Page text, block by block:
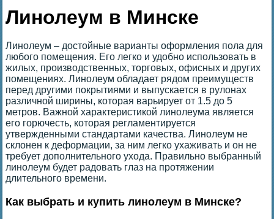
Линолеум в Минске
Линолеум – достойные варианты оформления пола для
любого помещения. Его легко и удобно использовать в
жилых, производственных, торговых, офисных и других
помещениях. Линолеум обладает рядом преимуществ
перед другими покрытиями и выпускается в рулонах
различной ширины, которая варьирует от 1.5 до 5
метров. Важной характеристикой линолеума является
его горючесть, которая регламентируется
утвержденными стандартами качества. Линолеум не
склонен к деформации, за ним легко ухаживать и он не
требует дополнительного ухода. Правильно выбранный
линолеум будет радовать глаз на протяжении
длительного времени.
Как выбрать и купить линолеум в Минске?